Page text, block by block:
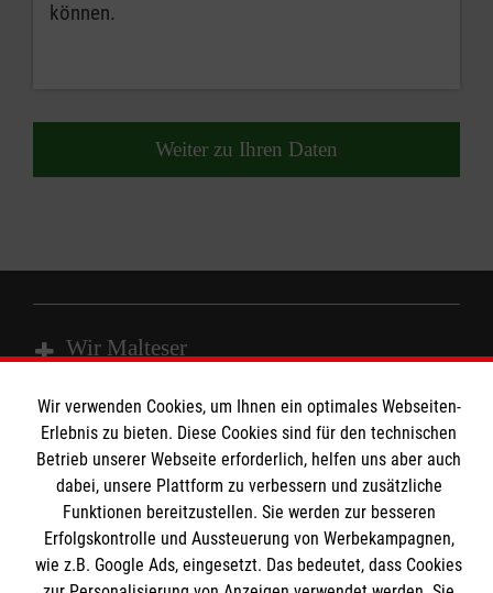
können.
Weiter zu Ihren Daten
Wir Malteser
Spenden & Helfen
Angebote & Leistungen
Kursangebote
Mitarbeiten
Stellenangebote
Informationen
Kontakt
Presse und Medien
Wir verwenden Cookies, um Ihnen ein optimales Webseiten-
Erlebnis zu bieten. Diese Cookies sind für den technischen
Betrieb unserer Webseite erforderlich, helfen uns aber auch
dabei, unsere Plattform zu verbessern und zusätzliche
Funktionen bereitzustellen. Sie werden zur besseren
Erfolgskontrolle und Aussteuerung von Werbekampagnen,
wie z.B. Google Ads, eingesetzt. Das bedeutet, dass Cookies